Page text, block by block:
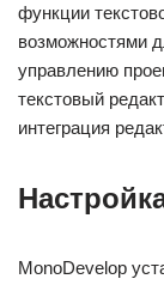
функции
возможностями
управлению
текстовый
интеграция
MonoDevelop